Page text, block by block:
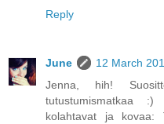
Reply
June
12 March
Jenna, hih!
tutustumismatkaa
kolahtavat ja kovaa: